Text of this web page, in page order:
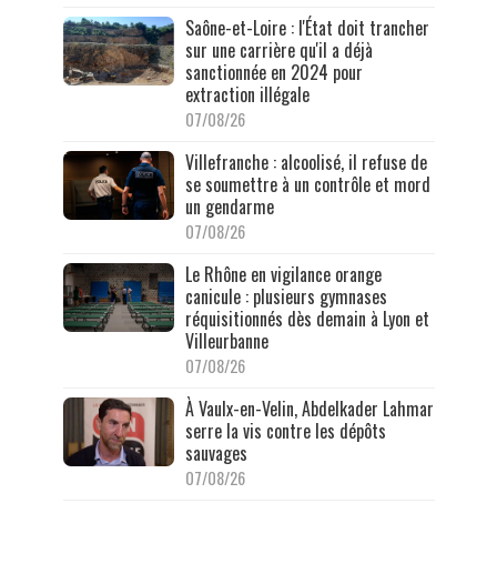
Saône-et-Loire : l'État doit trancher
sur une carrière qu'il a déjà
sanctionnée en 2024 pour
extraction illégale
07/08/26
Villefranche : alcoolisé, il refuse de
se soumettre à un contrôle et mord
un gendarme
07/08/26
Le Rhône en vigilance orange
canicule : plusieurs gymnases
réquisitionnés dès demain à Lyon et
Villeurbanne
07/08/26
À Vaulx-en-Velin, Abdelkader Lahmar
serre la vis contre les dépôts
sauvages
07/08/26